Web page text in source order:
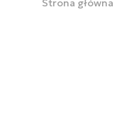
Strona główna